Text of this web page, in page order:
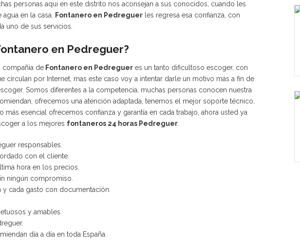
personas aqui en este distrito nos aconsejan a sus conocidos, cuando les
en la casa.
Fontanero en Pedreguer les regresa esa confianza, con
uno de sus servicios.
en Pedreguer?
compañía de Fontanero en Pedreguer es un tanto dificultoso escoger, con
circulan por Internet, mas este caso voy a intentar darle un motivo más a fin de
Somos diferentes a la competencia, muchas personas conocen nuestra
ofrecemos una atención adaptada, tenemos el mejor soporte técnico,
más esencial ofrecemos confianza y garantía en cada trabajo, ahora usted ya
a los mejores fontaneros 24 horas Pedreguer
responsables.
con el cliente.
hora en los precios.
ningún compromiso.
cada gasto con documentación.
y amables.
día a día en toda España.